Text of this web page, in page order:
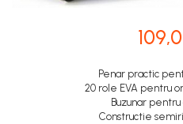
Penar practic
20 role EVA pentru
Buzunar
Constructie